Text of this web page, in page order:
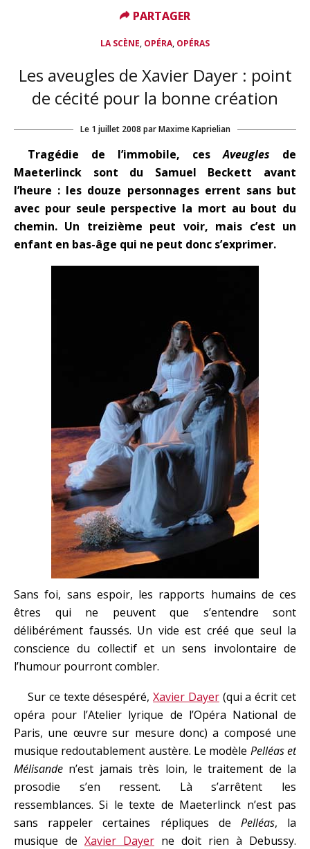
LA SCÈNE, OPÉRA, OPÉRAS
Les aveugles de Xavier Dayer : point
de cécité pour la bonne création
Le 1 juillet 2008 par Maxime Kaprielian
Tragédie de l’immobile, cesAveugles de
Maeterlinck sont du Samuel Beckett avant
l’heure : les douze personnages errent sans but
avec pour seule perspective la mort au bout du
chemin. Un treizième peut voir, mais c’est un
enfant en bas-âge qui ne peut donc s’exprimer.
Sans foi, sans espoir, les rapports humains de ces
êtres qui ne peuvent que s’entendre sont
délibérément faussés. Un vide est créé que seul la
conscience du collectif et un sens involontaire de
l’humour pourront combler.
Sur ce texte désespéré,Xavier Dayer(qui a écrit cet
opéra pour l’Atelier lyrique de l’Opéra National de
Paris, une œuvre sur mesure donc) a composé une
musique redoutablement austère. Le modèle Pelléas et
Mélisande n’est jamais très loin, le traitement de la
prosodie s’en ressent. Là s’arrêtent les
ressemblances. Si le texte de Maeterlinck n’est pas
sans rappeler certaines répliques de Pelléas, la
musique de Xavier Dayer ne doit rien à Debussy.
PARTAGER
PARTAGER